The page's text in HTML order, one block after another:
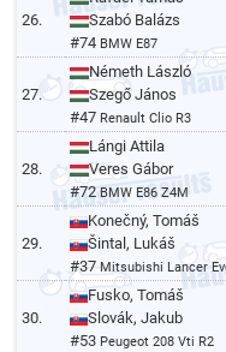
26.
Szabó Balázs
#74 BMW E87
27.
Németh László
Szegő János
#47 Renault Clio R3
28.
Lángi Attila
Veres Gábor
#72 BMW E86 Z4M
29.
Konečný, Tomáš
Šintal, Lukáš
#37Mitsubishi Lancer
30.
Fusko, Tomáš
Slovák, Jakub
#53 Peugeot 208 Vti R2